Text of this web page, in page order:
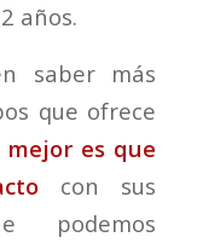
años.
saber más
que ofrece
mejor es que
con sus
podemos